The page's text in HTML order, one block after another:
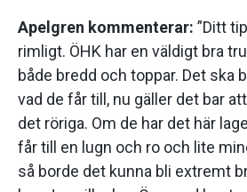
Apelgren kommenterar: ”Ditt
rimligt. ÖHK har en väldigt bra
både bredd och toppar. Det ska
vad de får till, nu gäller det bar
det röriga. Om de har det här
får till en lugn och ro och lite
så borde det kunna bli extremt